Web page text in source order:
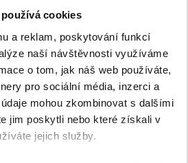
cookies
a reklam, poskytování funkcí
naší návštěvnosti využíváme
o tom, jak náš web používáte,
pro sociální média, inzerci a
mohou zkombinovat s dalšími
jim poskytli nebo které získali v
jejich služby.
- Sklo
sprchovým
zástěnám Onyx -
mm - rýhované
- 120x200
cm
> 10 ks
590 Kč
CERANO - Sklo
ke sprchovým
zástěnám Onyx -
8 mm - rýhované
sklo - 130x200
cm
Skladem
5 890 Kč